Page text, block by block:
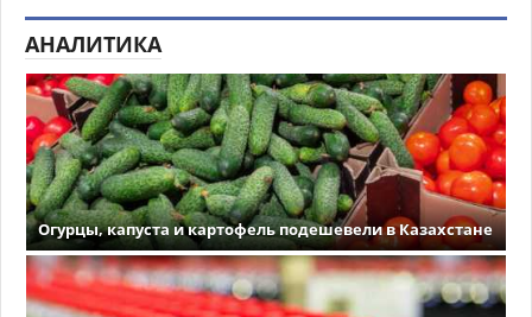
АНАЛИТИКА
Огурцы, капуста и картофель подешевели в Казахстане